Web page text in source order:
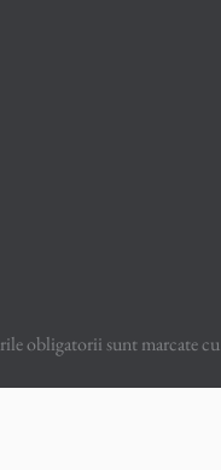
obligatorii sunt marcate cu